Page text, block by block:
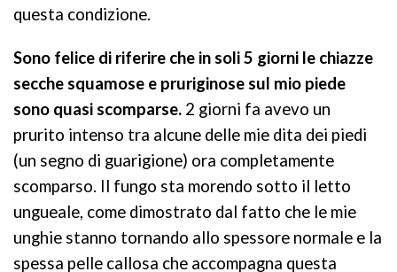
questa condizione.
Sono felice di riferire che in soli 5 giorni le chiazze
secche squamose e pruriginose sul mio piede
sono quasi scomparse. 2 giorni fa avevo un
prurito intenso tra alcune delle mie dita dei piedi
(un segno di guarigione) ora completamente
scomparso. Il fungo sta morendo sotto il letto
ungueale, come dimostrato dal fatto che le mie
unghie stanno tornando allo spessore normale e la
spessa pelle callosa che accompagna questa